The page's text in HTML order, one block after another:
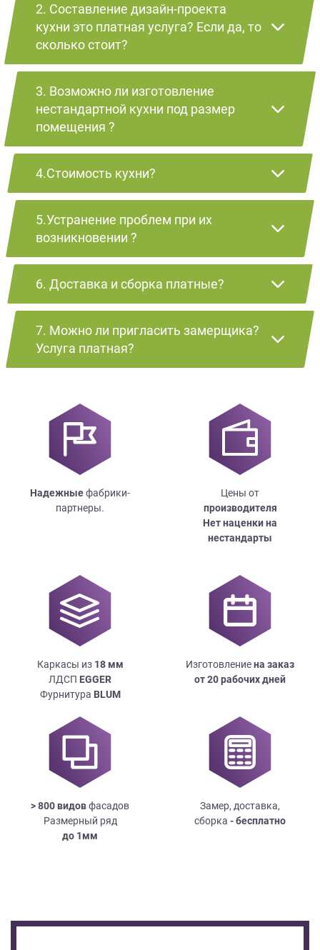
2. Составление дизайн-проекта
кухни это платная услуга? Если да, то
сколько стоит?
3. Возможно ли изготовление
нестандартной кухни под размер
помещения ?
4.Стоимость кухни?
5.Устранение проблем при их
возникновении ?
6. Доставка и сборка платные?
7. Можно ли пригласить замерщика?
Услуга платная?
Надежныефабрики-
партнеры.
Цены от
производителя
Нет наценки на
нестандарты
Каркасы из 18мм
ЛДСП EGGER
Фурнитура BLUM
Изготовлениена заказ
от 20 рабочих дней
> 800 видовфасадов
Размерный ряд
до 1мм
Замер, доставка,
сборка - бесплатно